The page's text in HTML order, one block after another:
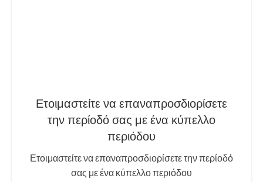
Ετοιμαστείτε να επαναπροσδιορίσετε
την περίοδό σας με ένα κύπελλο
περιόδου
Ετοιμαστείτε να επαναπροσδιορίσετε την περίοδό
σας με ένα κύπελλο περιόδου